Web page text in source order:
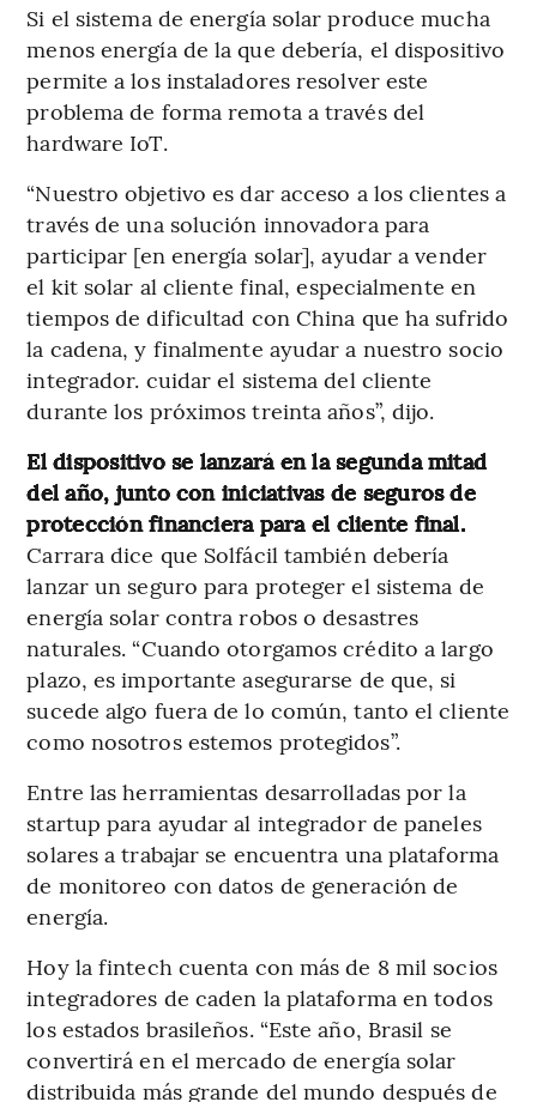
Si el sistema de energía solar produce mucha
menos energía de la que debería, el dispositivo
permite a los instaladores resolver este
problema de forma remota a través del
hardware IoT.
“Nuestro objetivo es dar acceso a los clientes a
través de una solución innovadora para
participar [en energía solar], ayudar a vender
el kit solar al cliente final, especialmente en
tiempos de dificultad con China que ha sufrido
la cadena, y finalmente ayudar a nuestro socio
integrador. cuidar el sistema del cliente
durante los próximos treinta años”, dijo.
El dispositivo se lanzará en la segunda mitad
del año, junto con iniciativas de seguros de
protección financiera para el cliente final.
Carrara dice que Solfácil también debería
lanzar un seguro para proteger el sistema de
energía solar contra robos o desastres
naturales. “Cuando otorgamos crédito a largo
plazo, es importante asegurarse de que, si
sucede algo fuera de lo común, tanto el cliente
como nosotros estemos protegidos”.
Entre las herramientas desarrolladas por la
startup para ayudar al integrador de paneles
solares a trabajar se encuentra una plataforma
de monitoreo con datos de generación de
energía.
Hoy la fintech cuenta con más de 8 mil socios
integradores de caden la plataforma en todos
los estados brasileños. “Este año, Brasil se
convertirá en el mercado de energía solar
distribuida más grande del mundo después de